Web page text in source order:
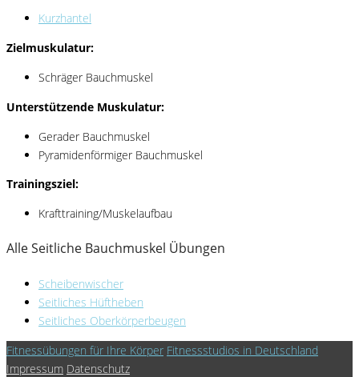
Kurzhantel
Zielmuskulatur:
Schräger Bauchmuskel
Unterstützende Muskulatur:
Gerader Bauchmuskel
Pyramidenförmiger Bauchmuskel
Trainingsziel:
Krafttraining/Muskelaufbau
Alle Seitliche Bauchmuskel Übungen
Scheibenwischer
Seitliches Hüftheben
Seitliches Oberkörperbeugen
Fitnessübungen für Ihre Körper Fitnessstudios in Deutschland
Impressum Datenschutz